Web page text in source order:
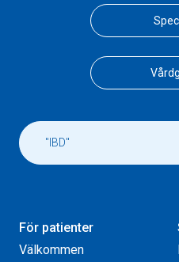
För patienter
Välkommen